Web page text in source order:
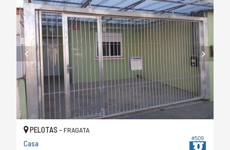
#509
PELOTAS - FRAGATA
Casa